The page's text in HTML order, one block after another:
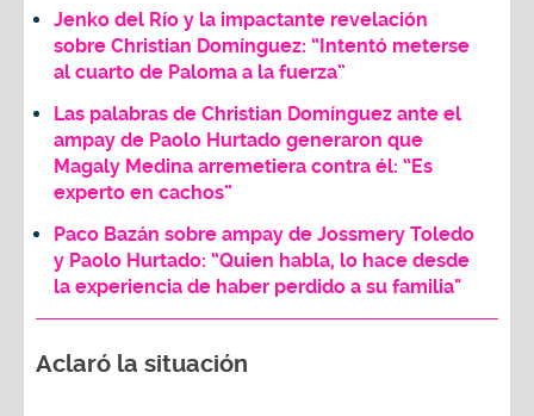
Jenko del Río y la impactante revelación
sobre Christian Domínguez: “Intentó meterse
al cuarto de Paloma a la fuerza”
Las palabras de Christian Domínguez ante el
ampay de Paolo Hurtado generaron que
Magaly Medina arremetiera contra él: “Es
experto en cachos”
Paco Bazán sobre ampay de Jossmery Toledo
y Paolo Hurtado: “Quien habla, lo hace desde
la experiencia de haber perdido a su familia"
Aclaró la situación